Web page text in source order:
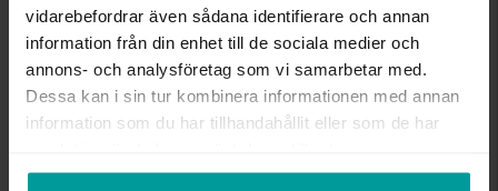
vidarebefordrar även sådana identifierare och annan
information från din enhet till de sociala medier och
annons- och analysföretag som vi samarbetar med.
Dessa kan i sin tur kombinera informationen med annan
information som du har tillhandahållit eller som de har
SLUT I LAGER
INFO